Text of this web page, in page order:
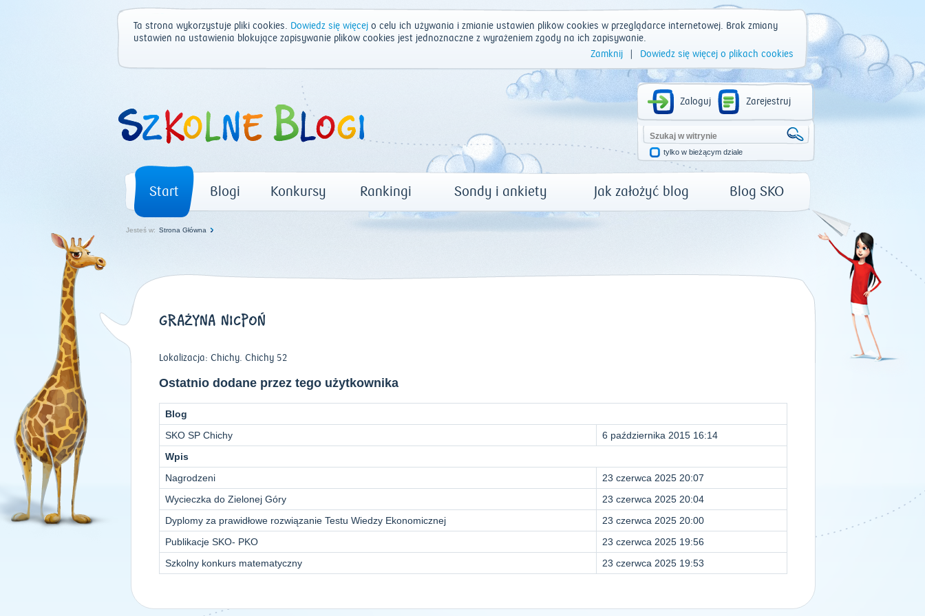
Ta strona wykorzystuje pliki cookies. Dowiedz się więcejo celu ich używania i zmianie ustawień plików cookies w przeglądarce internetowej. Brak zmiany
ustawień na ustawienia blokujące zapisywanie plików cookies jest jednoznaczne z wyrażeniem zgody na ich zapisywanie.
Zamknij
Dowiedz się więcej o plikach cookies
Zaloguj Zarejestruj
tylko w bieżącym dziale
Start Blogi Konkursy Rankingi Sondy i ankiety Jak założyć blog Blog SKO
Jesteś w: Strona Główna
GRAŻYNA NICPOŃ
Lokalizacja: Chichy. Chichy 52
Ostatnio dodane przez tego użytkownika
Blog
SKO SP Chichy
6 października 2015 16:14
Wpis
Nagrodzeni
23 czerwca 2025 20:07
Wycieczka do Zielonej Góry
23 czerwca 2025 20:04
Dyplomy za prawidłowe rozwiązanie Testu Wiedzy Ekonomicznej
23 czerwca 2025 20:00
Publikacje SKO- PKO
23 czerwca 2025 19:56
Szkolny konkurs matematyczny
23 czerwca 2025 19:53